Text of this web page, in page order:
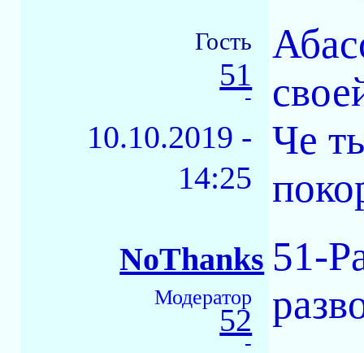
Гость
51
-
10.10.2019 -
14:25
Че
NoThanks
Модератор
52
-
51-